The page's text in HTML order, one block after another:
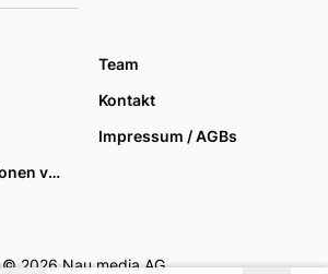
Team
Kontakt
Impressum / AGBs
Datenschutzoptionen verwalten
© 2026 Nau media AG